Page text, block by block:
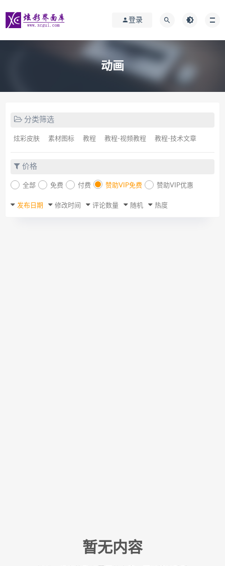
登录
动画
分类筛选
炫彩皮肤 素材图标 教程 教程-视频教程 教程-技术文章
价格
全部 免费 付费 赞助VIP免费 赞助VIP优惠
发布日期 修改时间 评论数量 随机 热度
暂无内容